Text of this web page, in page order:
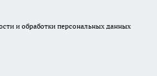
и обработки персональных данных